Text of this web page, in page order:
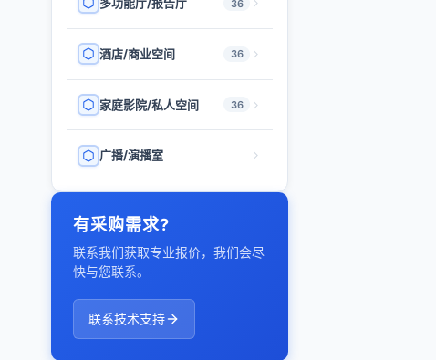
36
酒店/商业空间 36
家庭影院/私人空间 36
广播/演播室
有采购需求?
联系我们获取专业报价，我们会尽
快与您联系。
联系技术支持